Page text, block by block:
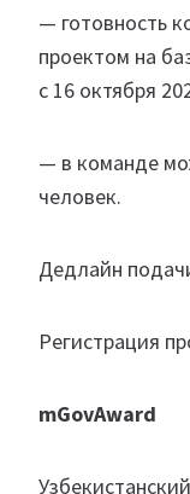
— готовность
проектом на
с 16 октября
— в команде
человек.
Дедлайн
Регистрация
mGovAward